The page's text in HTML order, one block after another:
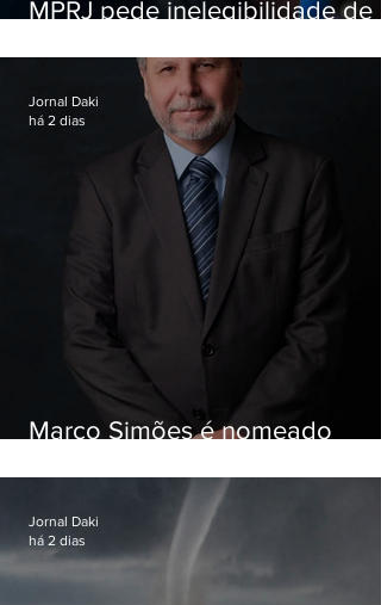
MPRJ pede inelegibilidade de
Marco Simões é nomeado
Jornal Daki
há 2 dias
Jornal Daki
há 2 dias